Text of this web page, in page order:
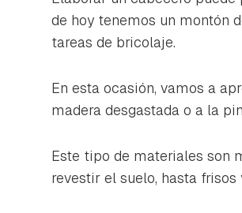
de hoy tenemos un montón
tareas de bricolaje.
En esta ocasión, vamos a
madera desgastada o a la
Este tipo de materiales son
revestir el suelo, hasta frisos